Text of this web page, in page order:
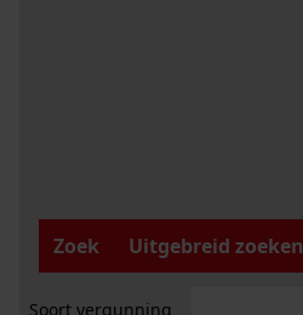
Zoek
Uitgebreid zoeken
Soort vergunning